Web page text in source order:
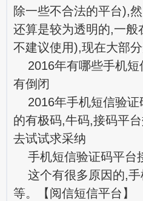
除一些不合法的平台),
还算是较为透明的,一般
不建议使用),现在大部
2016年有哪些手机短
有倒闭
2016年手机短信验证
的有极码,牛码,接码平
去试试求采纳
手机短信验证码平台
这个有很多原因的,手
等。【阅信短信平台】